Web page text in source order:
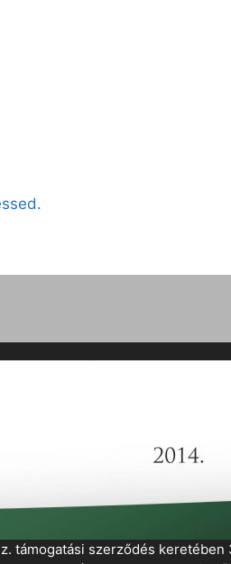
támogatási szerződés